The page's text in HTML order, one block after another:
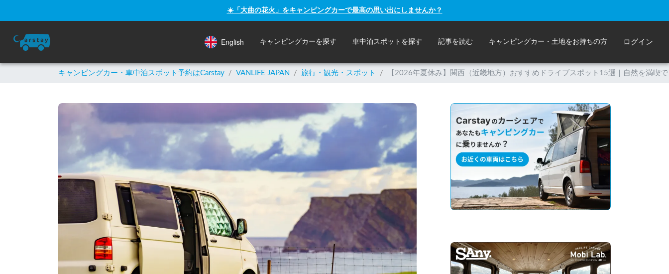
☀️「大曲の花火」をキャンピングカーで最高の思い出にしませんか？
English キャンピングカーを探す 車中泊スポットを探す 記事を読む キャンピングカー・土地をお持ちの方 ログイン
キャンピングカー・車中泊スポット予約はCarstay / VANLIFE JAPAN / 旅行・観光・スポット / 【2026年夏休み】関西（近畿地方）おすすめドライブスポット15選｜自然を満喫